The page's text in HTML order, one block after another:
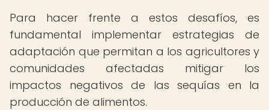
Para hacer frente a estos desafíos, es
fundamental implementar estrategias de
adaptación que permitan a los agricultores y
comunidades afectadas mitigar los
impactos negativos de las sequías en la
producción de alimentos.